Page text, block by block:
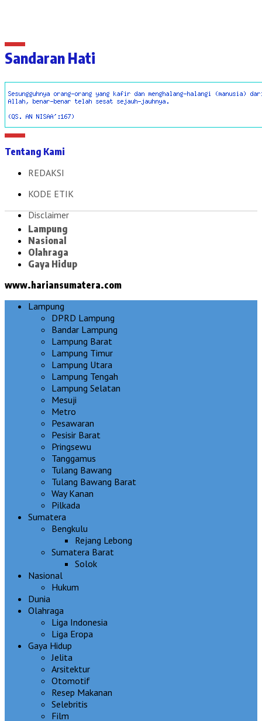
Sandaran Hati
Tentang Kami
REDAKSI
KODE ETIK
Disclaimer
Lampung
Nasional
Olahraga
Gaya Hidup
www.hariansumatera.com
Lampung
DPRD Lampung
Bandar Lampung
Lampung Barat
Lampung Timur
Lampung Utara
Lampung Tengah
Lampung Selatan
Mesuji
Metro
Pesawaran
Pesisir Barat
Pringsewu
Tanggamus
Tulang Bawang
Tulang Bawang Barat
Way Kanan
Pilkada
Sumatera
Bengkulu
Rejang Lebong
Sumatera Barat
Solok
Nasional
Hukum
Dunia
Olahraga
Liga Indonesia
Liga Eropa
Gaya Hidup
Jelita
Arsitektur
Otomotif
Resep Makanan
Selebritis
Film